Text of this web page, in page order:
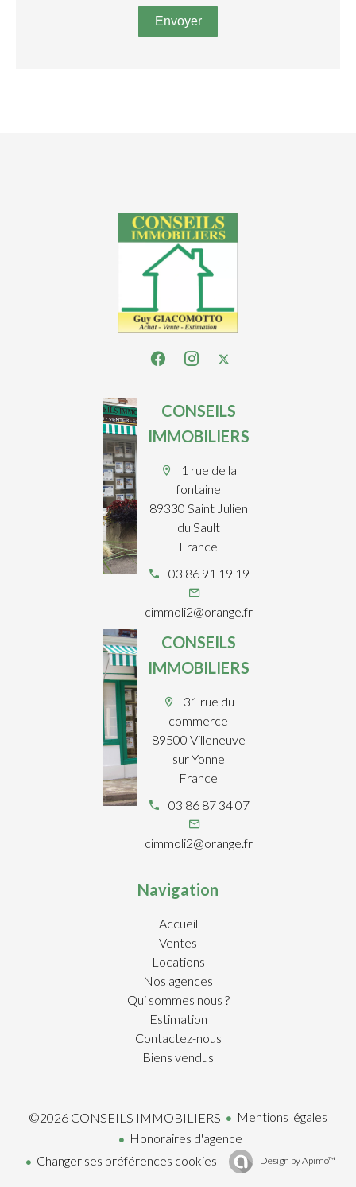
Envoyer
CONSEILS
IMMOBILIERS
1 rue de la
fontaine
89330 Saint Julien
du Sault
France
03 86 91 19 19
cimmoli2@orange.fr
CONSEILS
IMMOBILIERS
31 rue du
commerce
89500 Villeneuve
sur Yonne
France
03 86 87 34 07
cimmoli2@orange.fr
Navigation
Accueil
Ventes
Locations
Nos agences
Qui sommes nous ?
Estimation
Contactez-nous
Biens vendus
©2026 CONSEILS IMMOBILIERS
Mentions légales
Honoraires d'agence
Changer ses préférences cookies
Design byApimo™